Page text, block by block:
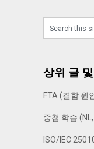
상위 글
FTA (결함 원
중첩 학습
ISO/IEC